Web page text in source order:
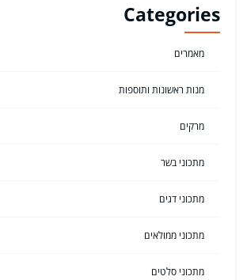
Categories
מאמרים
מנות ראשונות ותוספות
מרקים
מתכוני בשר
מתכוני דגים
מתכוני ממולאים
מתכוני סלטים